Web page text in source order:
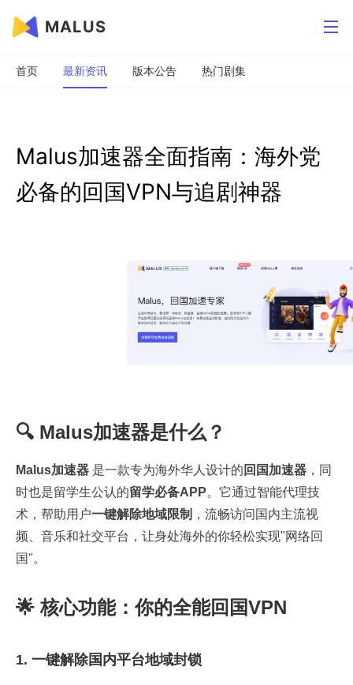
MALUS
首页 最新资讯 版本公告 热门剧集
Malus加速器全面指南：海外党
必备的回国VPN与追剧神器
🔍 Malus加速器是什么？
Malus加速器 是一款专为海外华人设计的 回国加速器 ，同
时也是留学生公认的留学必备APP。它通过智能代理技
术，帮助用户一键解除地域限制 ，流畅访问国内主流视
频、音乐和社交平台，让身处海外的你轻松实现"网络回
国"。
🌟 核心功能：你的全能回国VPN
1. 一键解除国内平台地域封锁